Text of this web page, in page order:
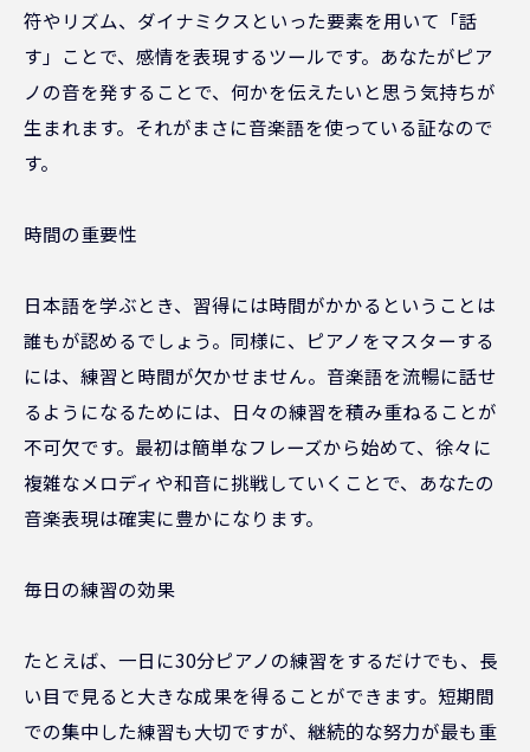
符やリズム、ダイナミクスといった要素を用いて「話
す」ことで、感情を表現するツールです。あなたがピア
ノの音を発することで、何かを伝えたいと思う気持ちが
生まれます。それがまさに音楽語を使っている証なので
す。
時間の重要性
日本語を学ぶとき、習得には時間がかかるということは
誰もが認めるでしょう。同様に、ピアノをマスターする
には、練習と時間が欠かせません。音楽語を流暢に話せ
るようになるためには、日々の練習を積み重ねることが
不可欠です。最初は簡単なフレーズから始めて、徐々に
複雑なメロディや和音に挑戦していくことで、あなたの
音楽表現は確実に豊かになります。
毎日の練習の効果
たとえば、一日に30分ピアノの練習をするだけでも、長
い目で見ると大きな成果を得ることができます。短期間
での集中した練習も大切ですが、継続的な努力が最も重